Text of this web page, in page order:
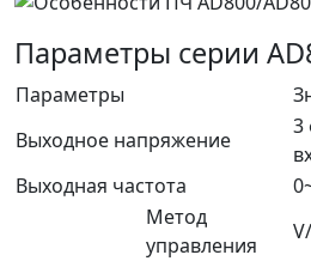
Параметры серии
Параметры
Выходное напряжение
3
Выходная частота
Метод
управления